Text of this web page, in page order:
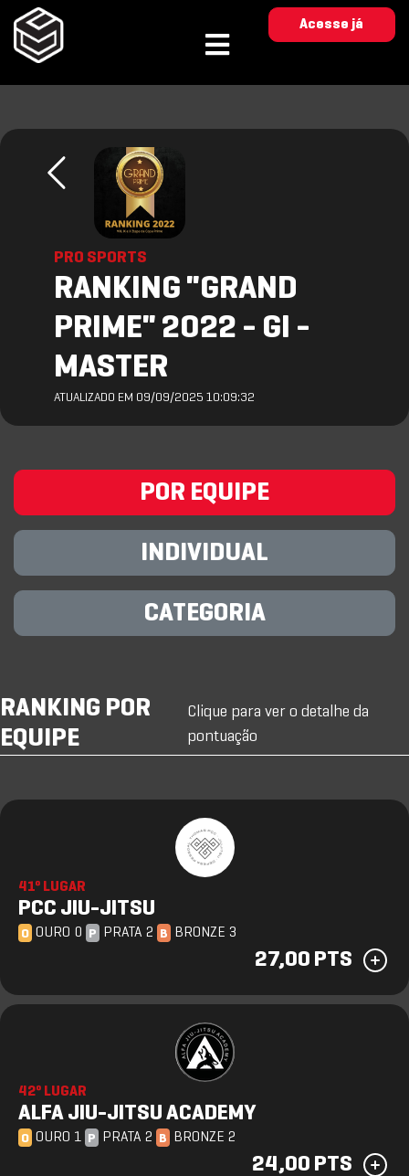
Acesse já
PRO SPORTS
RANKING "GRAND
PRIME" 2022 - GI -
MASTER
ATUALIZADO EM 09/09/2025 10:09:32
POR EQUIPE
INDIVIDUAL
CATEGORIA
RANKING POR
EQUIPE
Clique para ver o detalhe da
pontuação
41º LUGAR
PCC JIU-JITSU
O OURO 0 P PRATA 2 B BRONZE 3
27,00 PTS
42º LUGAR
ALFA JIU-JITSU ACADEMY
O OURO 1 P PRATA 2 B BRONZE 2
24,00 PTS